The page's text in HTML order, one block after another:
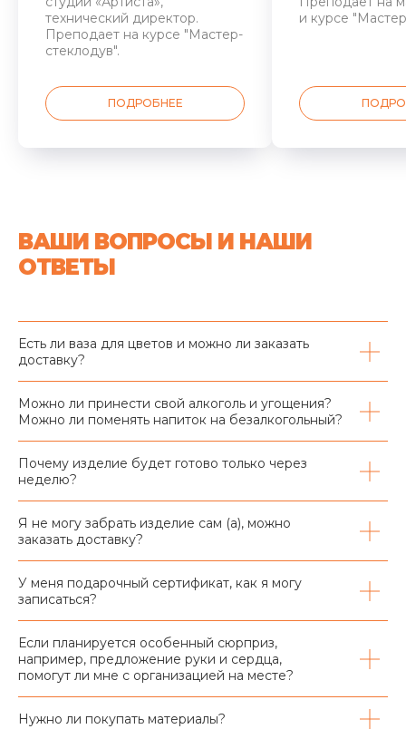
технический директор.
Преподает на курсе "Мастер-
стеклодув".
ПОДРОБНЕЕ
и курсе
ВАШИ ВОПРОСЫ И НАШИ
ОТВЕТЫ
Есть ли ваза для цветов и можно ли заказать
доставку?
Можно ли принести свой алкоголь и угощения?
Можно ли поменять напиток на безалкогольный?
Почему изделие будет готово только через
неделю?
Я не могу забрать изделие сам (а), можно
заказать доставку?
У меня подарочный сертификат, как я могу
записаться?
Если планируется особенный сюрприз,
например, предложение руки и сердца,
помогут ли мне с организацией на месте?
Нужно ли покупать материалы?